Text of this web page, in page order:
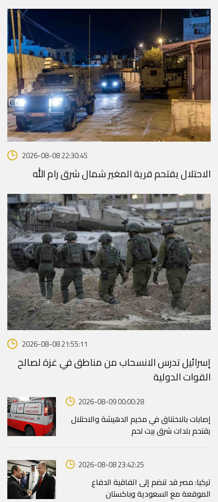
2026-08-08 22:30:45
الاحتلال يقتحم قرية المغير شمال شرق رام الله
2026-08-08 21:55:11
إسرائيل تدرس الانسحاب من مناطق في غزة لصالح
القوات الدولية
2026-08-09 00:00:28
إصابات بالاختناق في مخيم الدهيشة والاحتلال
يقتحم بلدات شرق بيت لحم
2026-08-08 23:42:25
تركيا: مصر قد تنضم إلى اتفاقية الدفاع
الموقعة مع السعودية وباكستان